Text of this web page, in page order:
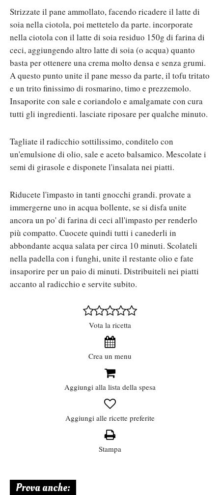
Strizzate il pane ammollato, facendo ricadere il latte di
soia nella ciotola, poi mettetelo da parte. incorporate
nella ciotola con il latte di soia residuo 150g di farina di
ceci, aggiungendo altro latte di soia (o acqua) quanto
basta per ottenere una crema molto densa e senza grumi.
A questo punto unite il pane messo da parte, il tofu tritato
e un trito finissimo di rosmarino, timo e prezzemolo.
Insaporite con sale e coriandolo e amalgamate con cura
tutti gli ingredienti. lasciate riposare per qualche minuto.
Tagliate il radicchio sottilissimo, conditelo con
un'emulsione di olio, sale e aceto balsamico. Mescolate i
semi di girasole e disponete l'insalata nei piatti.
Riducete l'impasto in tanti gnocchi grandi. provate a
immergerne uno in acqua bollente, se si disfa unite
ancora un po' di farina di ceci all'impasto per renderlo
più compatto. Cuocete quindi tutti i canederli in
abbondante acqua salata per circa 10 minuti. Scolateli
nella padella con i funghi, unite il restante olio e fate
insaporire per un paio di minuti. Distribuiteli nei piatti
accanto al radicchio e servite subito.
Vota la ricetta
Crea un menu
Aggiungi alla lista della spesa
Aggiungi alle ricette preferite
Stampa
Prova anche: